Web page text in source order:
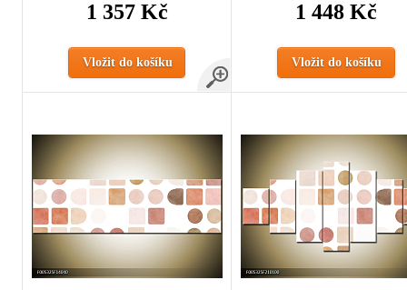
1 357 Kč
Vložit do košíku
1 448 Kč
Vložit do košíku